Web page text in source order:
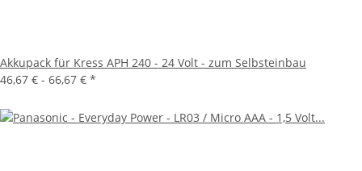
Akkupack für Kress APH 240 - 24 Volt - zum Selbsteinbau
46,67 € - 66,67 € *